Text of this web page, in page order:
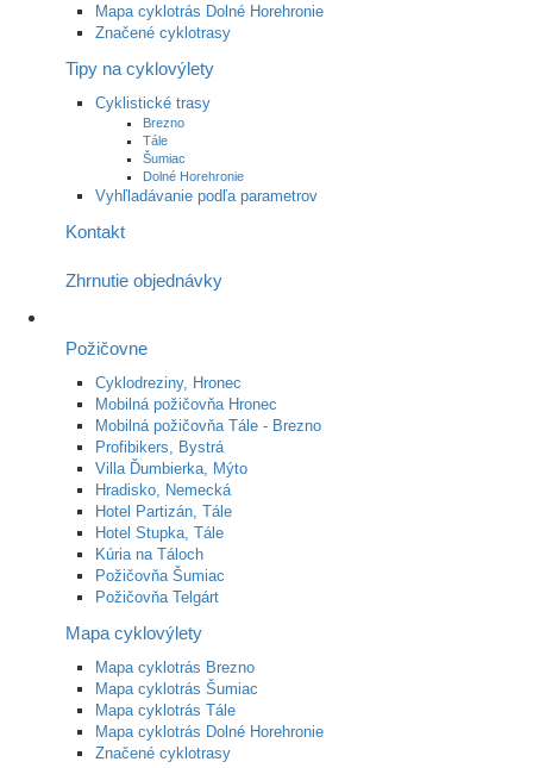
Mapa cyklotrás Dolné Horehronie
Značené cyklotrasy
Tipy na cyklovýlety
Cyklistické trasy
Brezno
Tále
Šumiac
Dolné Horehronie
Vyhľladávanie podľa parametrov
Kontakt
Zhrnutie objednávky
Požičovne
Cyklodreziny, Hronec
Mobilná požičovňa Hronec
Mobilná požičovňa Tále - Brezno
Profibikers, Bystrá
Villa Ďumbierka, Mýto
Hradisko, Nemecká
Hotel Partizán, Tále
Hotel Stupka, Tále
Kúria na Táloch
Požičovňa Šumiac
Požičovňa Telgárt
Mapa cyklovýlety
Mapa cyklotrás Brezno
Mapa cyklotrás Šumiac
Mapa cyklotrás Tále
Mapa cyklotrás Dolné Horehronie
Značené cyklotrasy